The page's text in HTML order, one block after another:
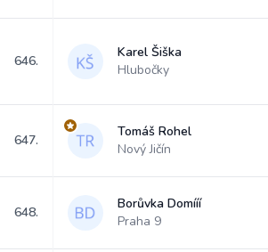
646.
Karel Šiška
Hlubočky
647.
Tomáš Rohel
Nový Jičín
648.
Borůvka Domííí
Praha 9